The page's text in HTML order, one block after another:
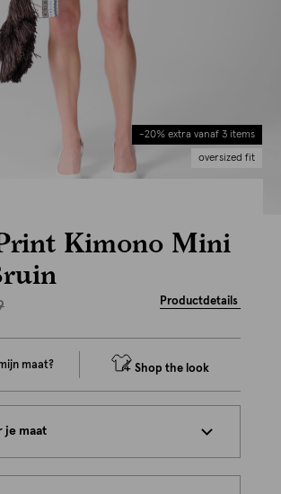
-20% extra vanaf 3 items
oversized fit
Kimono Mini
Productdetails
Shop the look
je maat